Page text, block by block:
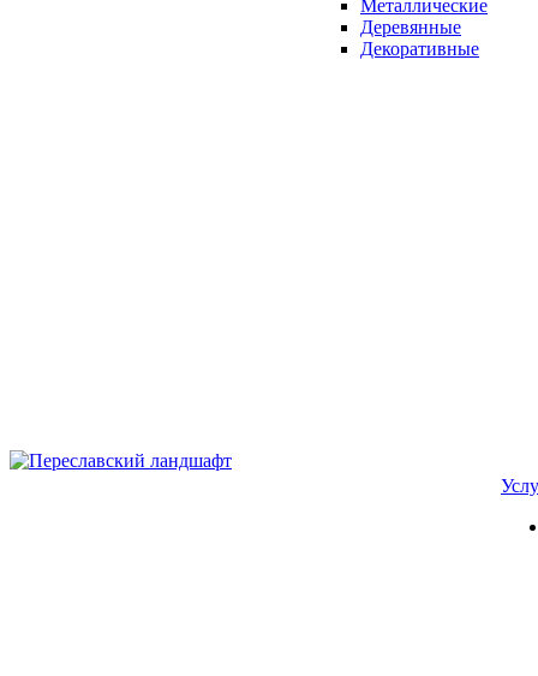
Металлические
Деревянные
Декоративные